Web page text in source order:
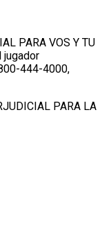
PARA VOS Y TU
jugador
444-4000,
PARA LA